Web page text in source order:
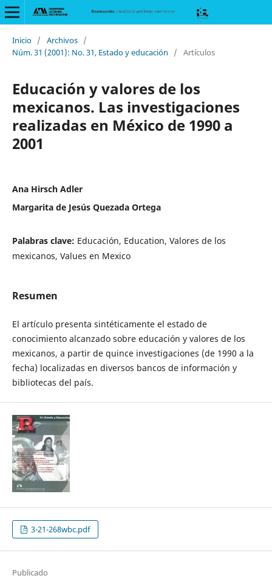
Inicio / Archivos /
Núm. 31 (2001): No. 31, Estado y educación
/ Artículos
Educación y valores de los
mexicanos. Las investigaciones
realizadas en México de 1990 a
2001
Ana Hirsch Adler
Margarita de Jesús Quezada Ortega
Palabras clave: Educación, Education, Valores de los
mexicanos, Values en Mexico
Resumen
El artículo presenta sintéticamente el estado de
conocimiento alcanzado sobre educación y valores de los
mexicanos, a partir de quince investigaciones (de 1990 a la
fecha) localizadas en diversos bancos de información y
bibliotecas del país.
3-21-268wbc.pdf
Publicado